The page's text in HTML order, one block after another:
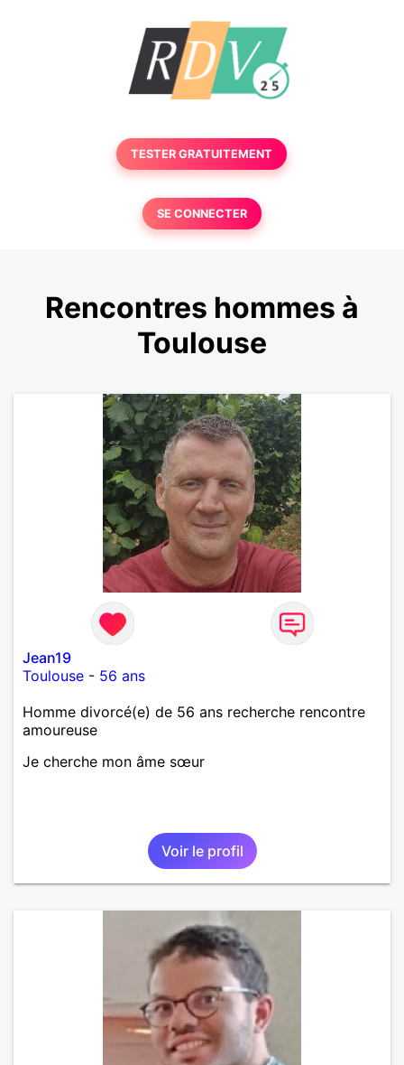
TESTER GRATUITEMENT
SE CONNECTER
Rencontres hommes à
Toulouse
Jean19
Toulouse - 56 ans
Homme divorcé(e) de 56 ans recherche rencontre
amoureuse
Je cherche mon âme sœur
Voir le profil